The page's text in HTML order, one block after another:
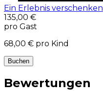
Ein Erlebnis verschenken
135,00 €
pro Gast
68,00 € pro Kind
Buchen
Bewertungen